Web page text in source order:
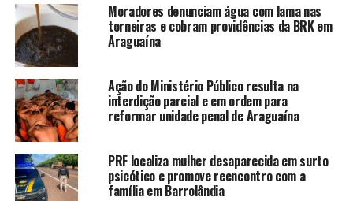
Moradores denunciam água com lama nas
torneiras e cobram providências da BRK em
Araguaína
Ação do Ministério Público resulta na
interdição parcial e em ordem para
reformar unidade penal de Araguaína
PRF localiza mulher desaparecida em surto
psicótico e promove reencontro com a
família em Barrolândia